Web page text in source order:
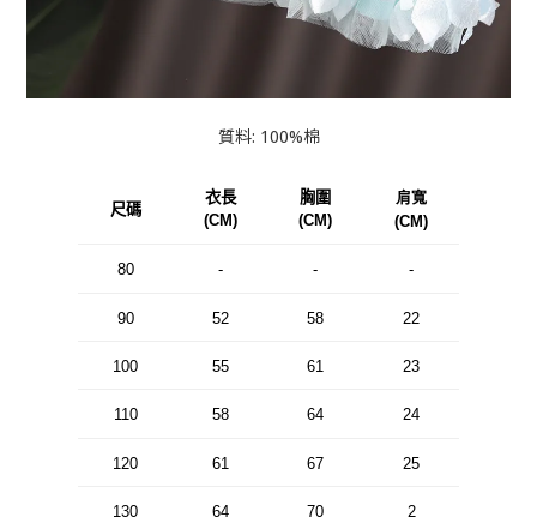
質料: 100%棉
尺碼
衣長
(CM)
胸圍
(CM)
肩寬
(CM)
80 - - -
90 52 58 22
100 55 61 23
110 58 64 24
120 61 67 25
130 64 70 2